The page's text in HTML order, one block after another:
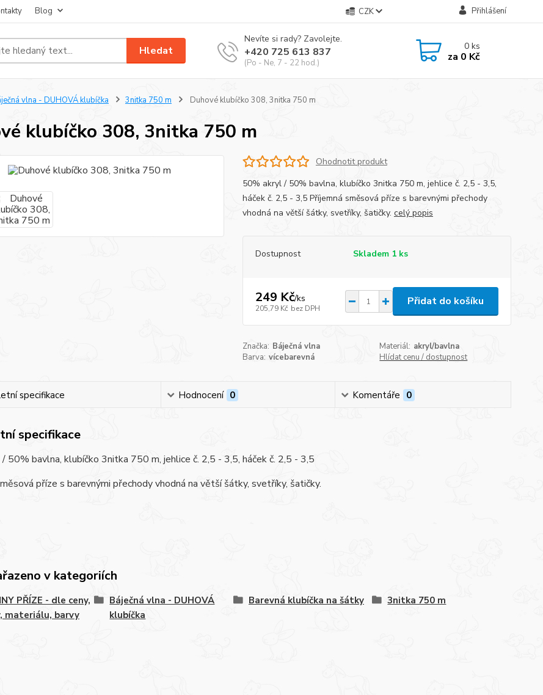
Blog CZK Přihlášení
Hledat
Nevíte si rady? Zavolejte.
+420 725 613 837
(Po - Ne, 7 - 22 hod.)
0ks
za 0 Kč
vlna - DUHOVÁ klubíčka 3nitka 750 m Duhové klubíčko 308, 3nitka 750 m
klubíčko 308, 3nitka 750 m
Ohodnotit produkt
50% akryl / 50% bavlna, klubíčko 3nitka 750 m, jehlice č. 2,5 - 3,5,
háček č. 2,5 - 3,5 Příjemná směsová příze s barevnými přechody
vhodná na větší šátky, svetříky, šatičky. celý popis
Dostupnost Skladem 1 ks
249 Kč/ks
205,79 Kč bez DPH
Přidat do košíku
Značka: Báječná vlna Materiál: akryl/bavlna
Barva: vícebarevná Hlídat cenu / dostupnost
specifikace Hodnocení 0 Komentáře 0
specifikace
50% bavlna, klubíčko 3nitka 750 m, jehlice č. 2,5 - 3,5, háček č. 2,5 - 3,5
příze s barevnými přechody vhodná na větší šátky, svetříky, šatičky.
v kategoriích
PŘÍZE - dle ceny,
materiálu, barvy
Báječná vlna - DUHOVÁ
klubíčka
Barevná klubíčka na šátky 3nitka 750 m